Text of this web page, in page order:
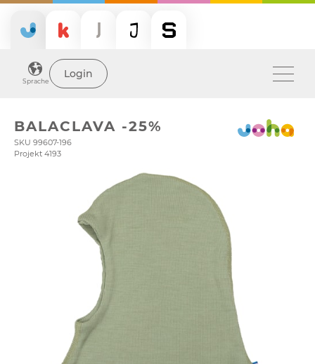
Sprache
Login
BALACLAVA -25%
SKU 99607-196
Projekt 4193